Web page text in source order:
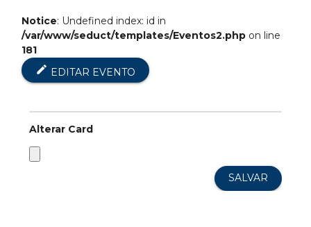
Notice: Undefined index: id in
/var/www/seduct/templates/Eventos2.php on line
181
edit EDITAR EVENTO
Alterar Card